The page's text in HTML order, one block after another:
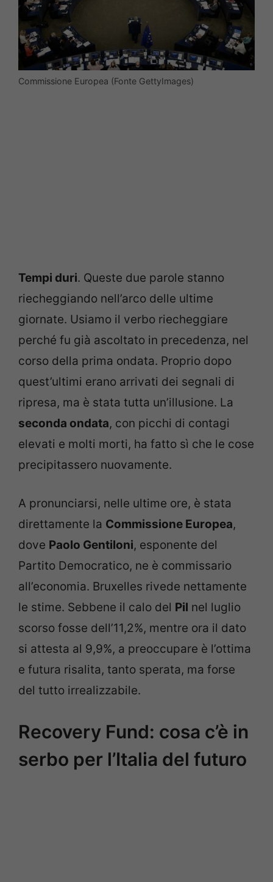
Commissione Europea (Fonte GettyImages)
Tempi duri. Queste due parole stanno
riecheggiando nell’arco delle ultime
giornate. Usiamo il verbo riecheggiare
perché fu già ascoltato in precedenza, nel
corso della prima ondata. Proprio dopo
quest’ultimi erano arrivati dei segnali di
ripresa, ma è stata tutta un’illusione. La
seconda ondata, con picchi di contagi
elevati e molti morti, ha fatto sì che le cose
precipitassero nuovamente.
A pronunciarsi, nelle ultime ore, è stata
direttamente la Commissione Europea,
dove Paolo Gentiloni, esponente del
Partito Democratico, ne è commissario
all’economia. Bruxelles rivede nettamente
le stime. Sebbene il calo del Pil nel luglio
scorso fosse dell’11,2%, mentre ora il dato
si attesta al 9,9%, a preoccupare è l’ottima
e futura risalita, tanto sperata, ma forse
del tutto irrealizzabile.
Recovery Fund: cosa c’è in
serbo per l’Italia del futuro